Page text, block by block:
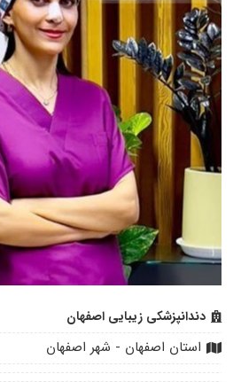
دندانپزشکی زیبایی اصفهان
استان اصفهان - شهر اصفهان